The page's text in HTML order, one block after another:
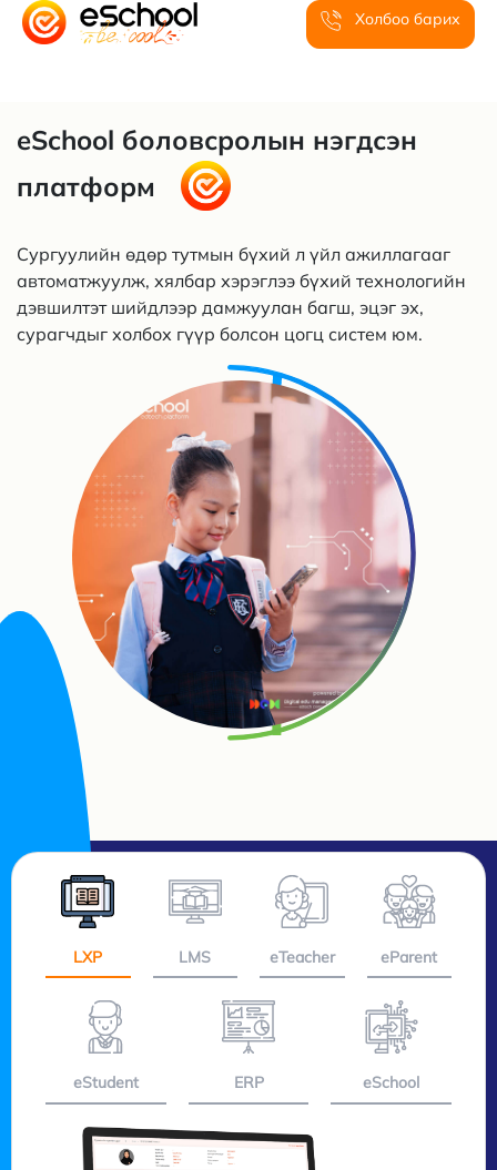
Холбоо барих
eSchool боловсролын нэгдсэн
платформ
Сургуулийн өдөр тутмын бүхий л үйл ажиллагааг
автоматжуулж, хялбар хэрэглээ бүхий технологийн
дэвшилтэт шийдлээр дамжуулан багш, эцэг эх,
сурагчдыг холбох гүүр болсон цогц систем юм.
LXP LMS eTeacher eParent
eStudent ERP eSchool